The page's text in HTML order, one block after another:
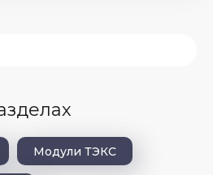
Модули ТЭКС